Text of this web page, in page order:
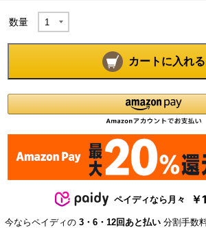
数量
カートに入れる
ペイディなら月々
今ならペイディの 3・6・12回あと払い 分割手数